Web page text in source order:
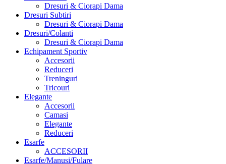
Dresuri & Ciorapi Dama
Dresuri Subtiri
Dresuri & Ciorapi Dama
Dresuri/Colanti
Dresuri & Ciorapi Dama
Echipament Sportiv
Accesorii
Reduceri
Treninguri
Tricouri
Elegante
Accesorii
Camasi
Elegante
Reduceri
Esarfe
ACCESORII
Esarfe/Manusi/Fulare